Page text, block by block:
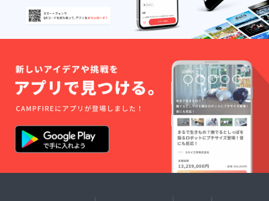
しのメッセージや支援は本
当に励まされ、ありがたく
思いました。プレゼントや
め、また後日ご報告致しま
す。
りましたらご報告致しま
す。どうかアレルギーが出